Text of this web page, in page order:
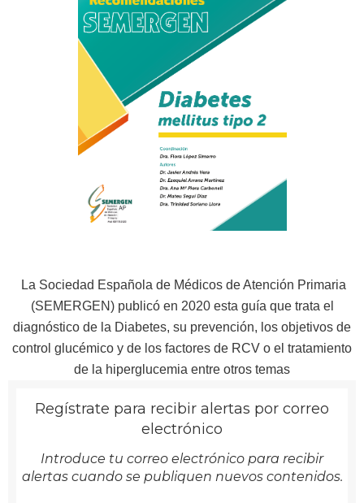
La Sociedad Española de Médicos de Atención Primaria
(SEMERGEN) publicó en 2020 esta guía que trata el
diagnóstico de la Diabetes, su prevención, los objetivos de
control glucémico y de los factores de RCV o el tratamiento
de la hiperglucemia entre otros temas
Regístrate para recibir alertas por correo
electrónico
Introduce tu correo electrónico para recibir
alertas cuando se publiquen nuevos contenidos.